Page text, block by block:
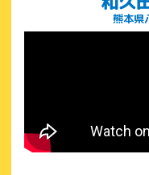
熊本県